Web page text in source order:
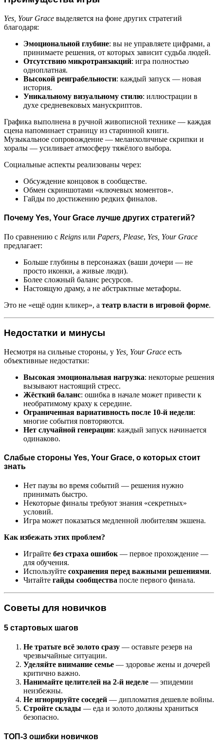
Yes, Your Grace выделяется на фоне других стратегий
благодаря:
Эмоциональной глубине: вы не управляете цифрами, а
принимаете решения, от которых зависит судьба людей.
Отсутствию микротранзакций: игра полностью
одноплатная.
Высокой реиграбельности: каждый запуск — новая
история.
Уникальному визуальному стилю: иллюстрации в
духе средневековых манускриптов.
Графика выполнена в ручной живописной технике — каждая
сцена напоминает страницу из старинной книги.
Музыкальное сопровождение — меланхоличные скрипки и
хоралы — усиливает атмосферу тяжёлого выбора.
Социальные аспекты реализованы через:
Обсуждение концовок в сообществе.
Обмен скриншотами «ключевых моментов».
Гайды по достижению редких финалов.
Почему Yes, Your Grace лучше других стратегий?
По сравнению с Reigns или Papers, Please, Yes, Your Grace
предлагает:
Больше глубины в персонажах (ваши дочери — не
просто иконки, а живые люди).
Более сложный баланс ресурсов.
Настоящую драму, а не абстрактные метафоры.
Это не «ещё один кликер», а театр власти в игровой форме.
Недостатки и минусы
Несмотря на сильные стороны, у Yes, Your Grace есть
объективные недостатки:
Высокая эмоциональная нагрузка: некоторые решения
вызывают настоящий стресс.
Жёсткий баланс: ошибка в начале может привести к
необратимому краху к середине.
Ограниченная вариативность после 10-й недели:
многие события повторяются.
Нет случайной генерации: каждый запуск начинается
одинаково.
Слабые стороны Yes, Your Grace, о которых стоит
знать
Нет паузы во время событий — решения нужно
принимать быстро.
Некоторые финалы требуют знания «секретных»
условий.
Игра может показаться медленной любителям экшена.
Как избежать этих проблем?
Играйте без страха ошибок — первое прохождение —
для обучения.
Используйте сохранения перед важными решениями.
Читайте гайды сообщества после первого финала.
Советы для новичков
5 стартовых шагов
Не тратьте всё золото сразу — оставьте резерв на
чрезвычайные ситуации.
Уделяйте внимание семье — здоровье жены и дочерей
критично важно.
Нанимайте целителей на 2-й неделе — эпидемии
неизбежны.
Не игнорируйте соседей — дипломатия дешевле войны.
Стройте склады — еда и золото должны храниться
безопасно.
ТОП-3 ошибки новичков